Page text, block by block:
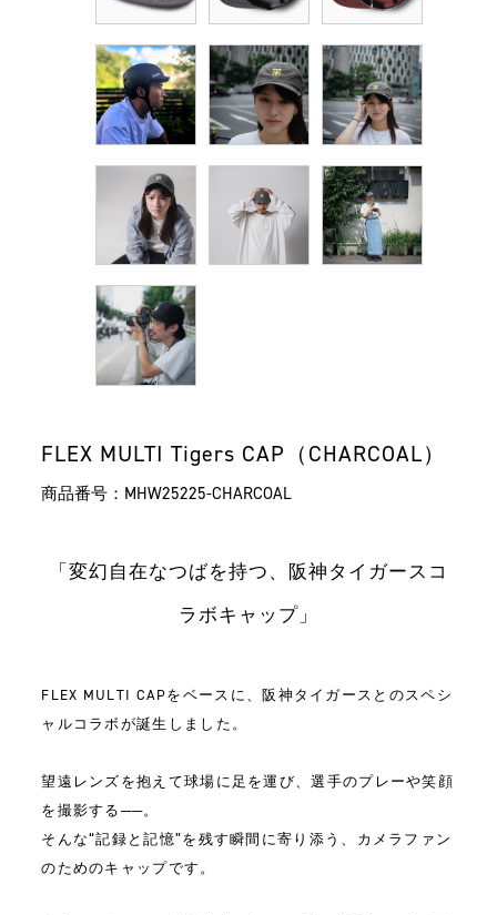
FLEX MULTI Tigers CAP（CHARCOAL）
商品番号： MHW25225-CHARCOAL
「変幻自在なつばを持つ、阪神タイガースコ
ラボキャップ」
FLEX MULTI CAPをベースに、阪神タイガースとのスペシ
ャルコラボが誕生しました。
望遠レンズを抱えて球場に足を運び、選手のプレーや笑顔
を撮影する──。
そんな“記録と記憶”を残す瞬間に寄り添う、カメラファン
のためのキャップです。